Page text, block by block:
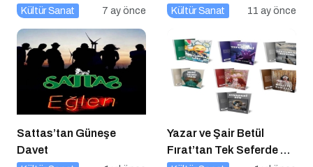
Sinemaseverlerle
Kültür Sanat 7 ay önce
Girecek Filmler
Kültür Sanat 11 ay önce
Sattas’tan Güneşe
Davet
Yazar ve Şair Betül
Fırat’tan Tek Seferde 7